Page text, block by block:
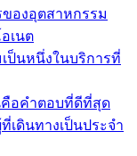
ของอุตสาหกรรม
เนต
ป็นหนึ่งในบริการที่
คือคำตอบที่ดีที่สุด
เดินทางเป็นประจำ